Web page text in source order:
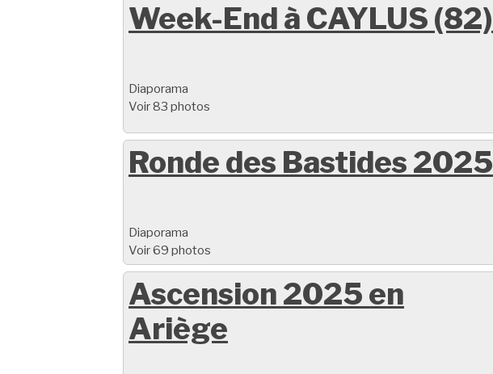
Week-End à CAYLUS (82)
Diaporama
Voir 83 photos
Ronde des Bastides 2025
Diaporama
Voir 69 photos
Ascension 2025 en
Ariège